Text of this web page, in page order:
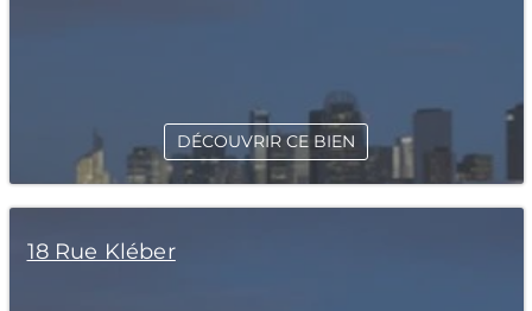
DÉCOUVRIR CE BIEN
18 Rue Kléber